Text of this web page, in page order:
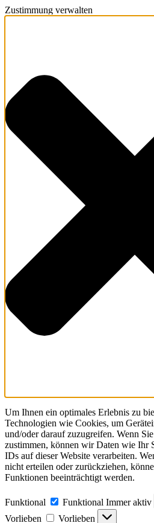
Zustimmung verwalten
Um Ihnen ein optimales Erlebnis zu
Technologien wie Cookies, um
und/oder darauf zuzugreifen. Wenn
zustimmen, können wir Daten wie Ihr
IDs auf dieser Website verarbeiten.
nicht erteilen oder zurückziehen,
Funktionen beeinträchtigt werden.
Funktional Funktional Immer aktiv
Vorlieben
Vorlieben